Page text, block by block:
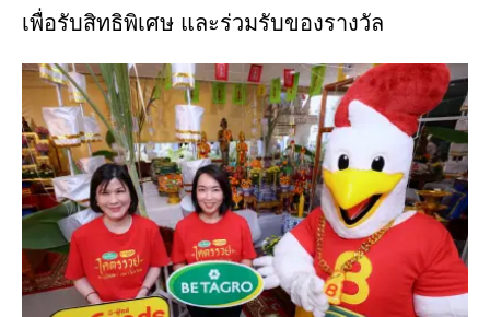
เพื่อรับสิทธิพิเศษ และร่วมรับของรางวัล